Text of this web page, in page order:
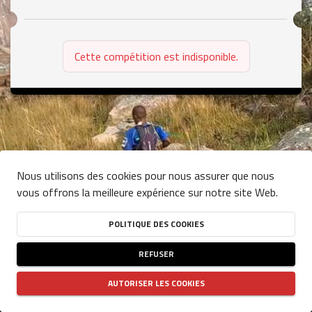
Cette compétition est indisponible.
CONDITIONS GÉNÉRALES D'UTILISATION DU SITE-POLITIQUE DE CONFIDENTIALITÉ
POLITIQUE DES COOKIES
Nous utilisons des cookies pour nous assurer que nous
vous offrons la meilleure expérience sur notre site Web.
POLITIQUE DES COOKIES
REFUSER
AUTORISER LES COOKIES